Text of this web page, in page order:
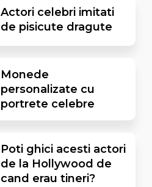
Actori celebri imitati
de pisicute dragute
Monede
personalizate cu
portrete celebre
Poti ghici acesti actori
de la Hollywood de
cand erau tineri?